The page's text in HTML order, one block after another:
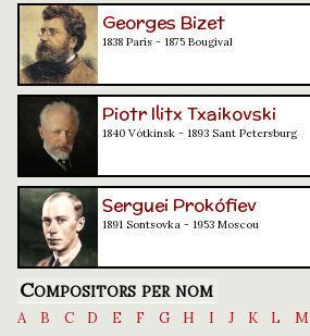
Georges Bizet
1838 París - 1875 Bougival
Piotr Ilitx Txaikovski
1840 Vótkinsk - 1893 Sant Petersburg
Serguei Prokófiev
1891 Sontsovka - 1953 Moscou
Compositors per nom
A B C D E F G H I J K L M